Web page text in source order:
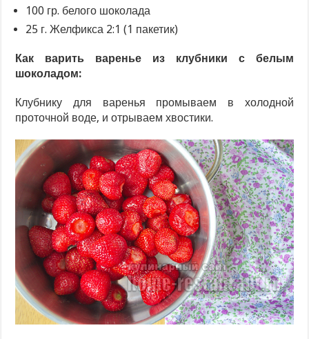
100 гр. белого шоколада
25 г. Желфикса 2:1 (1 пакетик)
Как варить варенье из клубники с белым
шоколадом:
Клубнику для варенья промываем в холодной
проточной воде, и отрываем хвостики.